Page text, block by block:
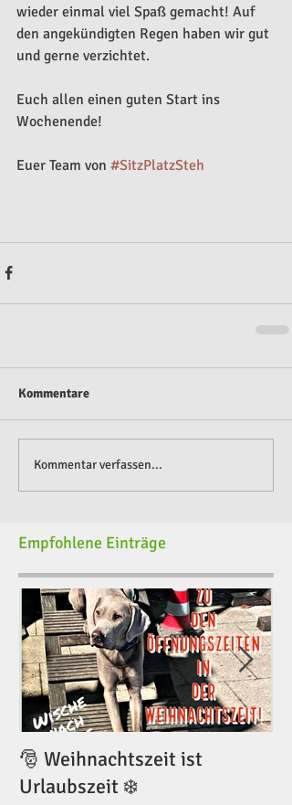
wieder einmal viel Spaß gemacht! Auf
den angekündigten Regen haben wir gut
und gerne verzichtet.
Euch allen einen guten Start ins
Wochenende!
Euer Team von #SitzPlatzSteh
Kommentare
Kommentar verfassen...
Empfohlene Einträge
🎅 Weihnachtszeit ist
Urlaubszeit ❄️